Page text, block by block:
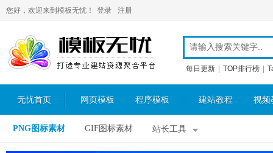
您好，欢迎来到模板无忧！ 登录 注册
每日更新 TOP排行榜
无忧首页 网页模板 程序模板 建站教程 视频
PNG图标素材 GIF图标素材 站长工具